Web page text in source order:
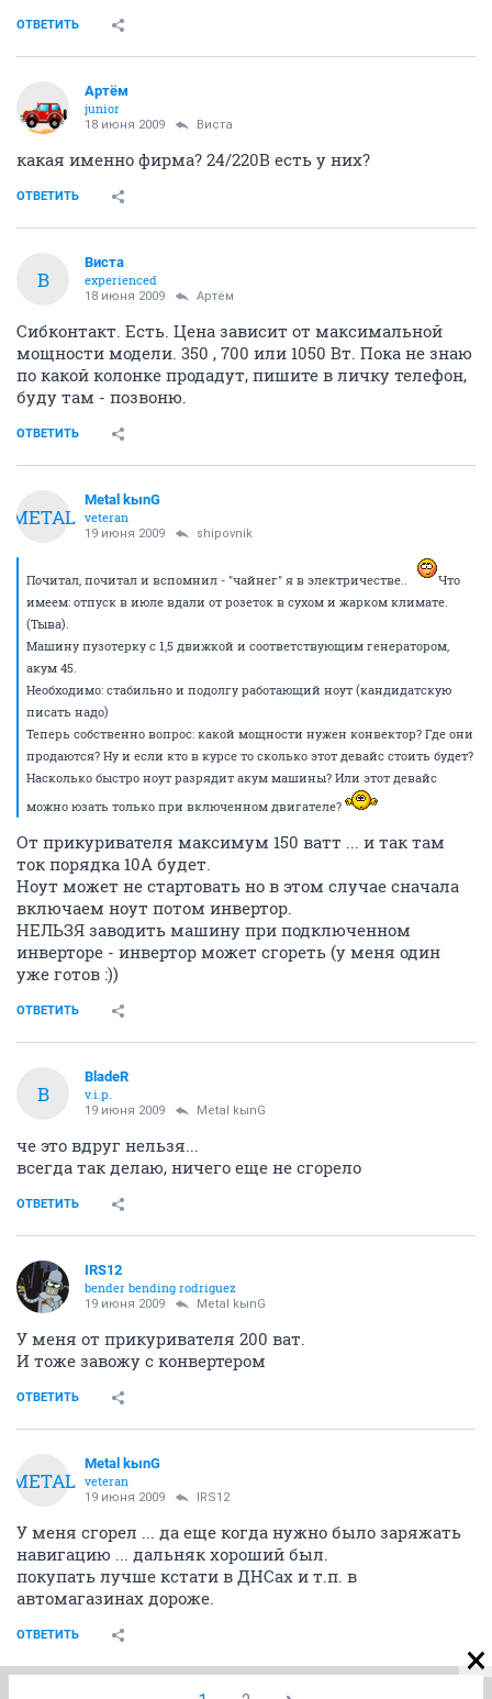
ОТВЕТИТЬ
Артём
juniоr
18 июня 2009 Виста
какая именно фирма? 24/220В есть у них?
ОТВЕТИТЬ
В
Виста
experienced
18 июня 2009 Артём
Сибконтакт. Есть. Цена зависит от максимальной
мощности модели. 350 , 700 или 1050 Вт. Пока не знаю
по какой колонке продадут, пишите в личку телефон,
буду там - позвоню.
ОТВЕТИТЬ
METAL
Metal kыnG
veteran
19 июня 2009 shipovnik
Почитал, почитал и вспомнил - "чайнег" я в электричестве..
Что
имеем: отпуск в июле вдали от розеток в сухом и жарком климате.
(Тыва).
Машину пузотерку с 1,5 движкой и соответствующим генератором,
акум 45.
Необходимо: стабильно и подолгу работающий ноут (кандидатскую
писать надо)
Теперь собственно вопрос: какой мощности нужен конвектор? Где они
продаются? Ну и если кто в курсе то сколько этот девайс стоить будет?
Насколько быстро ноут разрядит акум машины? Или этот девайс
можно юзать только при включенном двигателе?
От прикуривателя максимум 150 ватт ... и так там
ток порядка 10А будет.
Ноут может не стартовать но в этом случае сначала
включаем ноут потом инвертор.
НЕЛЬЗЯ заводить машину при подключенном
инверторе - инвертор может сгореть (у меня один
уже готов :))
ОТВЕТИТЬ
B
BladeR
v.i.p.
19 июня 2009 Metal kыnG
че это вдруг нельзя...
всегда так делаю, ничего еще не сгорело
ОТВЕТИТЬ
IRS12
bender bending rodriguez
19 июня 2009 Metal kыnG
У меня от прикуривателя 200 ват.
И тоже завожу с конвертером
ОТВЕТИТЬ
METAL
Metal kыnG
veteran
19 июня 2009 IRS12
У меня сгорел ... да еще когда нужно было заряжать
навигацию ... дальняк хороший был.
покупать лучше кстати в ДНСах и т.п. в
автомагазинах дороже.
ОТВЕТИТЬ